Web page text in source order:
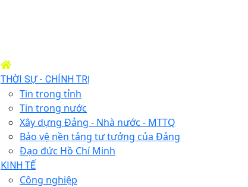
THỜI SỰ - CHÍNH TRỊ
Tin trong tỉnh
Tin trong nước
Xây dựng Đảng - Nhà nước - MTTQ
Bảo vệ nền tảng tư tưởng của Đảng
Đạo đức Hồ Chí Minh
KINH TẾ
Công nghiệp